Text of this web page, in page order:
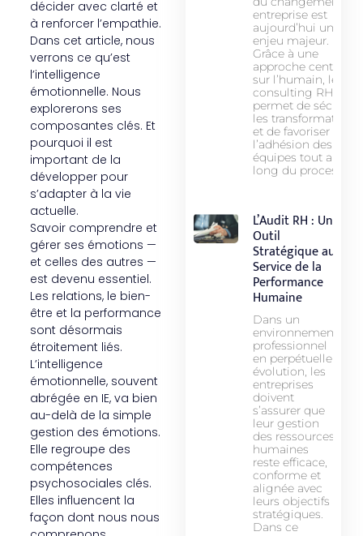
décider avec clarté et
à renforcer l’empathie.
Dans cet article, nous
verrons ce qu’est
l’intelligence
émotionnelle. Nous
explorerons ses
composantes clés. Et
pourquoi il est
important de la
développer pour
s’adapter à la vie
actuelle.
Savoir comprendre et
gérer ses émotions —
et celles des autres —
est devenu essentiel.
Les relations, le bien-
être et la performance
sont désormais
étroitement liés.
L’intelligence
émotionnelle, souvent
abrégée en IE, va bien
au-delà de la simple
gestion des émotions.
Elle regroupe des
compétences
psychosociales clés.
Elles influencent la
façon dont nous nous
entreprise est
aujourd’hui un
enjeu majeur.
Grâce à une
approche centrée
sur l’humain, le
consulting RH
permet de sécuriser
les transformations
et de favoriser
l’adhésion des
équipes tout au
long du processus.
L’Audit RH : Un
Outil
Stratégique au
Service de la
Performance
Humaine
Dans un
environnement
professionnel
en perpétuelle
évolution, les
entreprises
doivent
s’assurer que
leur gestion
des ressources
humaines
reste efficace,
conforme et
alignée avec
leurs objectifs
stratégiques.
Dans ce